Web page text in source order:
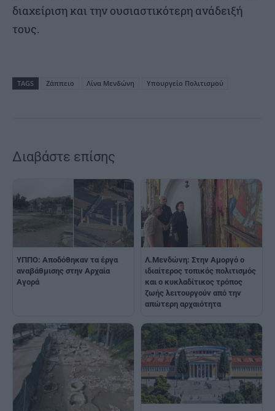
διαχείριση και την ουσιαστικότερη ανάδειξή
τους.
TAGS Ζάππειο Λίνα Μενδώνη Υπουργείο Πολιτισμού
Διαβάστε επίσης
ΥΠΠΟ: Αποδόθηκαν τα έργα
αναβάθμισης στην Αρχαία
Αγορά
Λ.Μενδώνη: Στην Αμοργό ο
ιδιαίτερος τοπικός πολιτισμός
και ο κυκλαδίτικος τρόπος
ζωής λειτουργούν από την
απώτερη αρχαιότητα